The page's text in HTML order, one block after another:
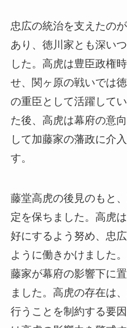
忠広の統治を支えたの
あり、徳川家とも深い
した。高虎は豊臣政権
せ、関ヶ原の戦いでは
の重臣として活躍して
た後、高虎は幕府の意
して加藤家の藩政に介
す。
藤堂高虎の後見のもと
定を保ちました。高虎
好にするよう努め、忠
ように働きかけました
藤家が幕府の影響下に
ました。高虎の存在は
行うことを制約する要